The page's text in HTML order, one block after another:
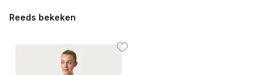
Reeds bekeken